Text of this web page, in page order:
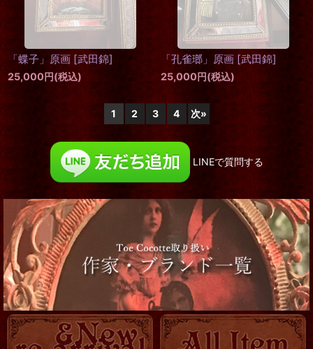
「蝶子」原画 [武田錦]
25,000円(税込)
「孔雀瑯」原画 [武田錦]
25,000円(税込)
1 2 3 4 次»
LINEで質問する